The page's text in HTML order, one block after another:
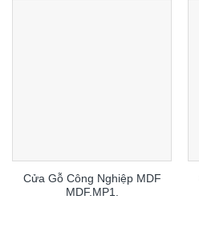
Cửa Gỗ Công Nghiệp MDF
MDF.MP1.